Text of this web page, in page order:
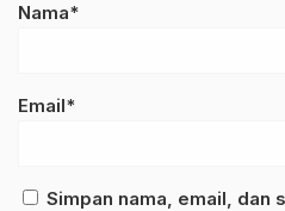
Nama*
Email*
Simpan nama, email, dan